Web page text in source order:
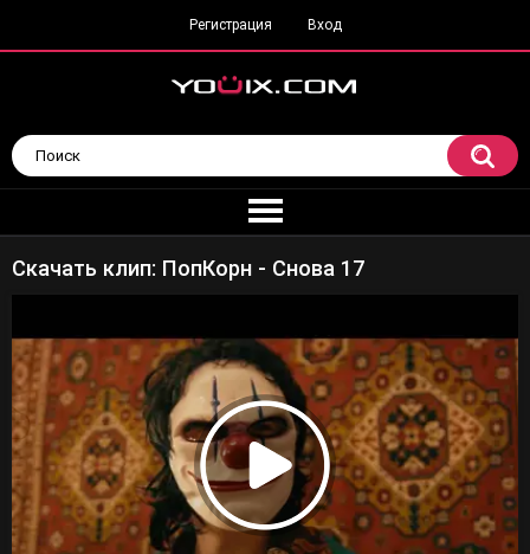
Регистрация Вход
Скачать клип: ПопКорн - Снова 17